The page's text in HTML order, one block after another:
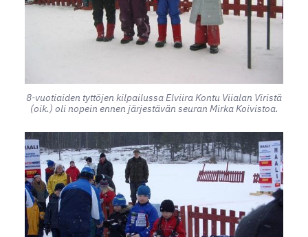
8-vuotiaiden tyttöjen kilpailussa Elviira Kontu Viialan Viristä
(oik.) oli nopein ennen järjestävän seuran Mirka Koivistoa.